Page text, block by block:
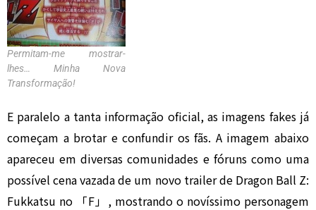
Permitam-me mostrar-
lhes… Minha Nova
Transformação!
E paralelo a tanta informação oficial, as imagens fakes já
começam a brotar e confundir os fãs. A imagem abaixo
apareceu em diversas comunidades e fóruns como uma
possível cena vazada de um novo trailer de Dragon Ball Z:
Fukkatsu no 「F」, mostrando o novíssimo personagem